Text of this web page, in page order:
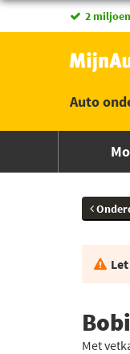
vandaag
2
Auto
Met